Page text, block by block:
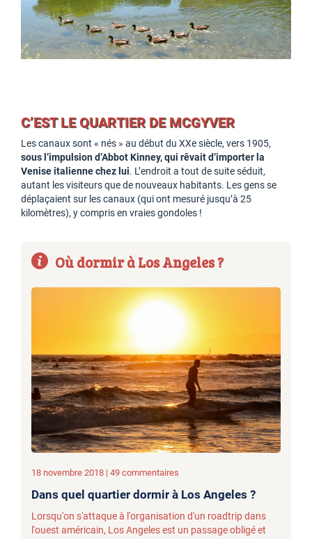
C’EST LE QUARTIER DE MCGYVER
Les canaux sont « nés » au début du XXe siècle, vers 1905,
sous l’impulsion d’Abbot Kinney, qui rêvait d’importer la
Venise italienne chez lui. L’endroit a tout de suite séduit,
autant les visiteurs que de nouveaux habitants. Les gens se
déplaçaient sur les canaux (qui ont mesuré jusqu’à 25
kilomètres), y compris en vraies gondoles !
Où dormir à Los Angeles ?
18 novembre 2018 | 49 commentaires
Dans quel quartier dormir à Los Angeles ?
Lorsqu'on s'attaque à l'organisation d'un roadtrip dans
l'ouest américain, Los Angeles est un passage obligé et